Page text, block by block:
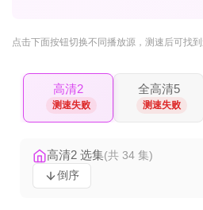
点击下面按钮切换不同播放源 ，测速后可找
高清2
测速失败
全高清5
测速失败
高清2 选集(共 34 集)
倒序